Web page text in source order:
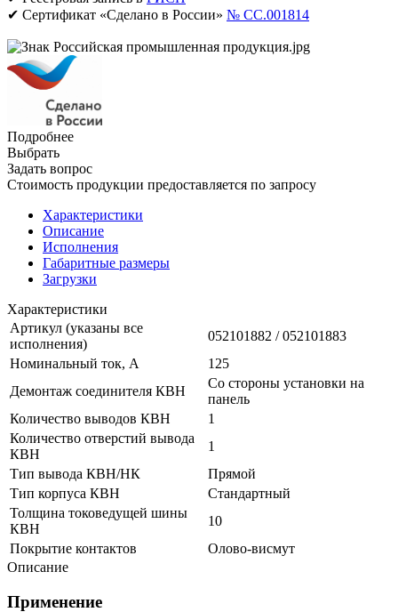
✔ Сертификат «Сделано в России» № CC.001814
Подробнее
Выбрать
Задать вопрос
Стоимость продукции предоставляется по запросу
Характеристики
Описание
Исполнения
Габаритные размеры
Загрузки
Характеристики
Артикул (указаны все
исполнения)
052101882 / 052101883
Номинальный ток, А
125
Демонтаж соединителя КВН
Со стороны установки на
панель
Количество выводов КВН
1
Количество отверстий вывода
КВН
1
Тип вывода КВН/НК
Прямой
Тип корпуса КВН
Стандартный
Толщина токоведущей шины
КВН
10
Покрытие контактов
Олово-висмут
Описание
Применение